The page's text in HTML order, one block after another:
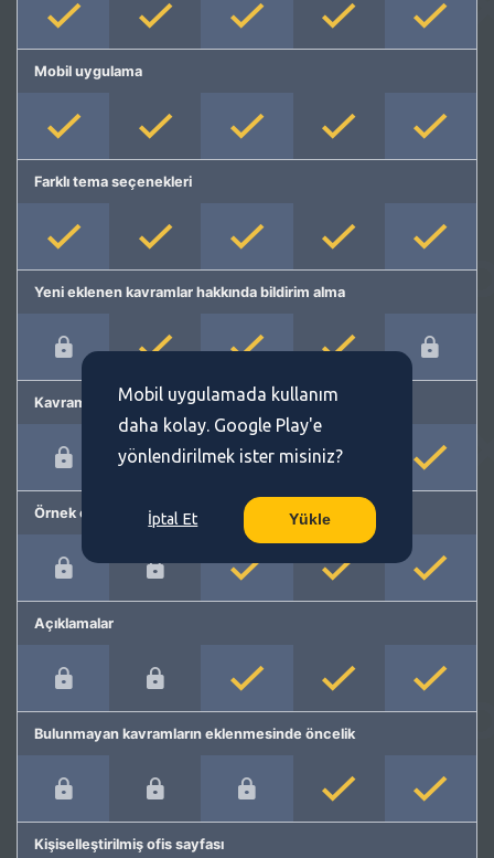
Mobil uygulama
Farklı tema seçenekleri
Yeni eklenen kavramlar hakkında bildirim alma
Kavram önerme
Örnek cümleler
Açıklamalar
Bulunmayan kavramların eklenmesinde öncelik
Kişiselleştirilmiş ofis sayfası
Mobil uygulamada kullanım
daha kolay. Google Play'e
yönlendirilmek ister misiniz?
İptal Et Yükle